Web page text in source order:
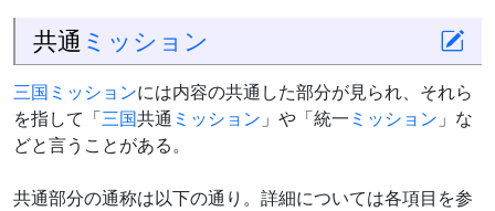
共通 ミッション
三国ミッションには内容の共通した部分が見られ、それら
を指して「三国共通 ミッション 」や「統一 ミッション 」な
どと言うことがある。
共通部分の通称は以下の通り。詳細については各項目を参